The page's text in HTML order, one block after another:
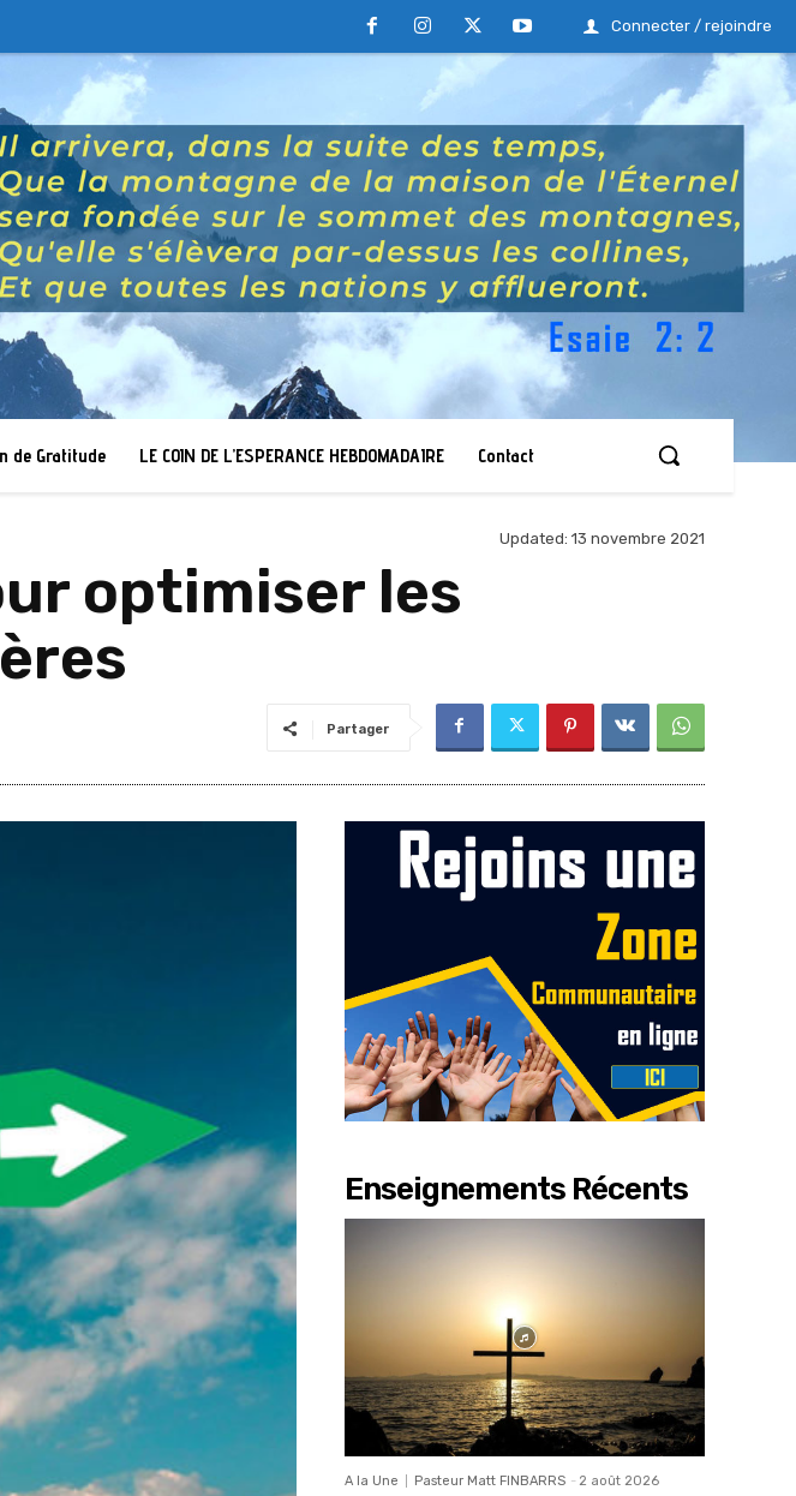
Connecter / rejoindre
de Gratitude LE COIN DE L’ESPERANCE HEBDOMADAIRE Contact
Updated: 13 novembre 2021
optimiser les
Partager
Enseignements Récents
A la Une Pasteur Matt FINBARRS - 2 août 2026